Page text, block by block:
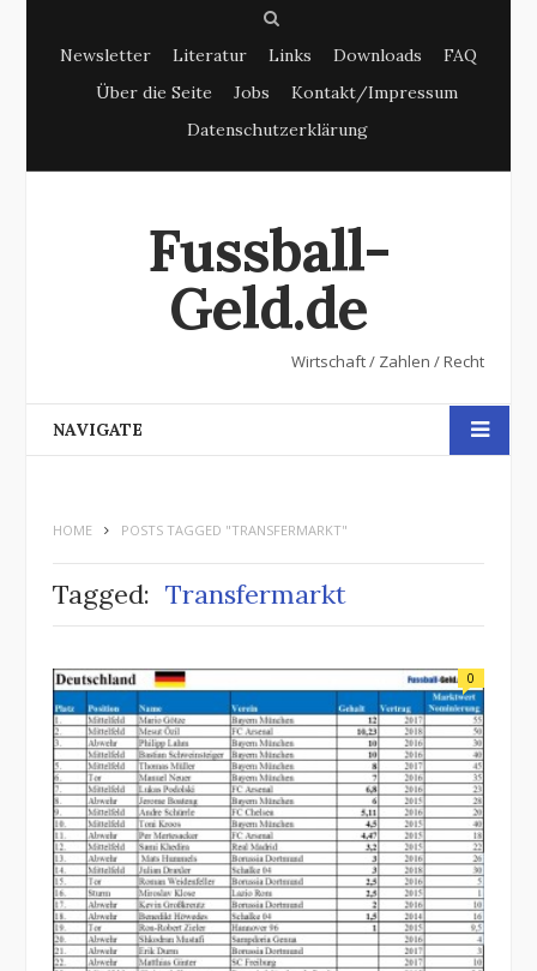
e
r
Newsletter Literatur Links Downloads
FAQ
Über die Seite
Jobs
Kontakt/Impressum
Datenschutzerklärung
Fussball-
Geld.de
Wirtschaft / Zahlen / Recht
NAVIGATE
HOME POSTS TAGGED "TRANSFERMARKT"
Tagged: Transfermarkt
0